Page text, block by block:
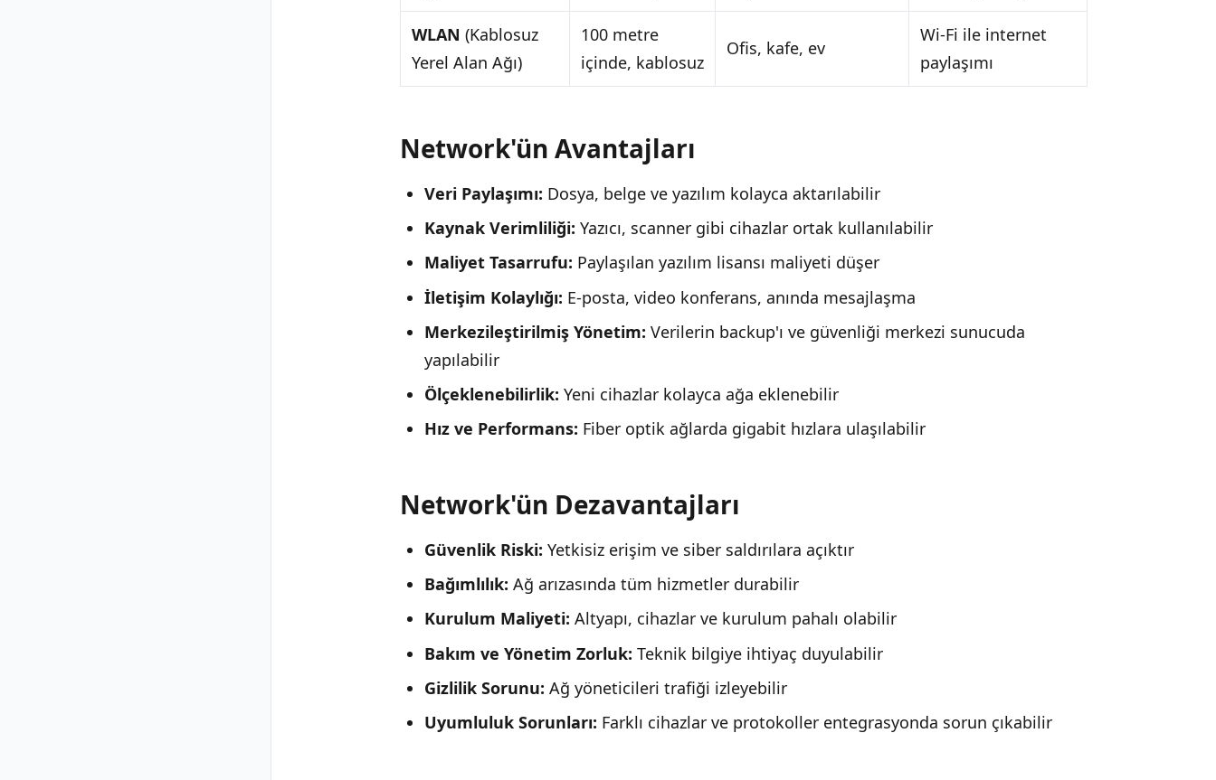
WLAN (Kablosuz
Yerel Alan Ağı)
100 metre
içinde, kablosuz
Ofis, kafe, ev
Wi-Fi ile internet
paylaşımı
Network'ün Avantajları
Veri Paylaşımı: Dosya, belge ve yazılım kolayca aktarılabilir
Kaynak Verimliliği: Yazıcı, scanner gibi cihazlar ortak kullanılabilir
Maliyet Tasarrufu: Paylaşılan yazılım lisansı maliyeti düşer
İletişim Kolaylığı: E-posta, video konferans, anında mesajlaşma
Merkezileştirilmiş Yönetim: Verilerin backup'ı ve güvenliği merkezi sunucuda
yapılabilir
Ölçeklenebilirlik: Yeni cihazlar kolayca ağa eklenebilir
Hız ve Performans: Fiber optik ağlarda gigabit hızlara ulaşılabilir
Network'ün Dezavantajları
Güvenlik Riski: Yetkisiz erişim ve siber saldırılara açıktır
Bağımlılık: Ağ arızasında tüm hizmetler durabilir
Kurulum Maliyeti: Altyapı, cihazlar ve kurulum pahalı olabilir
Bakım ve Yönetim Zorluk: Teknik bilgiye ihtiyaç duyulabilir
Gizlilik Sorunu: Ağ yöneticileri trafiği izleyebilir
Uyumluluk Sorunları: Farklı cihazlar ve protokoller entegrasyonda sorun çıkabilir